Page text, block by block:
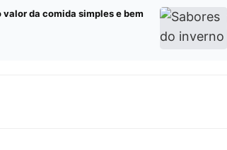
da comida simples e bem